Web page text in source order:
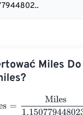
Miles Do
1.1507794480235